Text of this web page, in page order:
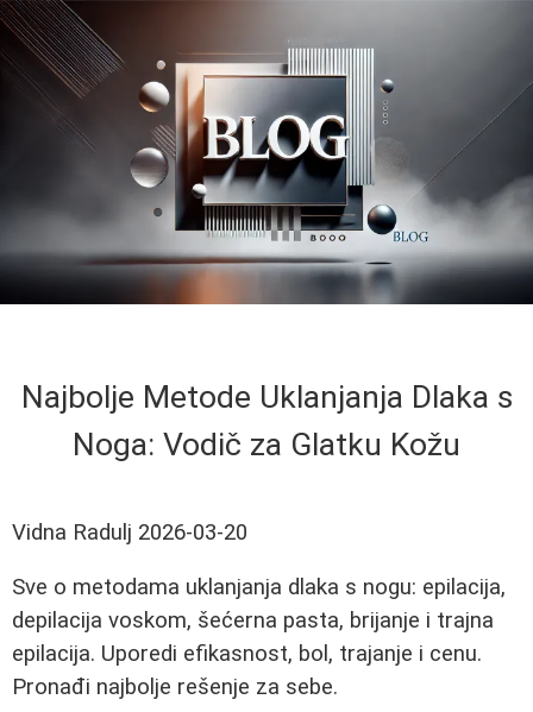
Najbolje Metode Uklanjanja Dlaka s
Noga: Vodič za Glatku Kožu
Vidna Radulj 2026-03-20
Sve o metodama uklanjanja dlaka s nogu: epilacija,
depilacija voskom, šećerna pasta, brijanje i trajna
epilacija. Uporedi efikasnost, bol, trajanje i cenu.
Pronađi najbolje rešenje za sebe.